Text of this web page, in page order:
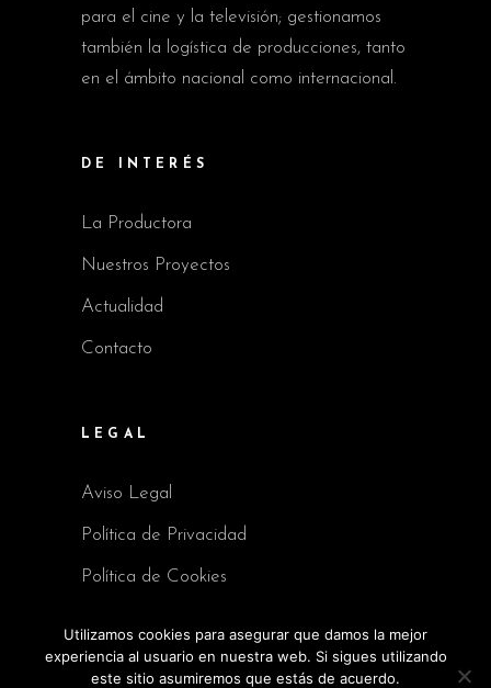
para el cine y la televisión; gestionamos
también la logística de producciones, tanto
en el ámbito nacional como internacional.
DE INTERÉS
La Productora
Nuestros Proyectos
Actualidad
Contacto
LEGAL
Aviso Legal
Política de Privacidad
Política de Cookies
Utilizamos cookies para asegurar que damos la mejor
experiencia al usuario en nuestra web. Si sigues utilizando
este sitio asumiremos que estás de acuerdo.